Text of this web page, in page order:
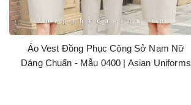
Áo Vest Đồng Phục Công Sở Nam Nữ
Dáng Chuẩn - Mẫu 0400 | Asian Uniforms